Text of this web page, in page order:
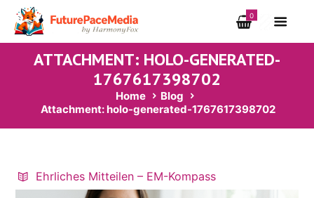
0
ATTACHMENT: HOLO-GENERATED-
1767617398702
Home
Blog
Attachment: holo-generated-1767617398702
Ehrliches Mitteilen – EM-Kompass